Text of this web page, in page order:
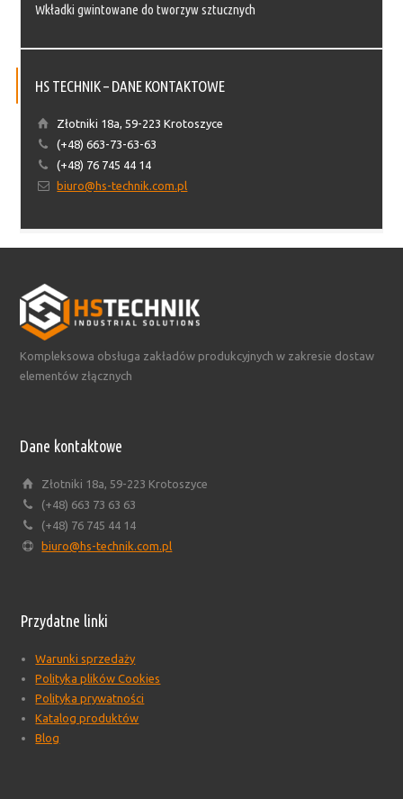
Wkładki gwintowane do tworzyw sztucznych
HS TECHNIK – DANE KONTAKTOWE
Złotniki 18a, 59-223 Krotoszyce
(+48) 663-73-63-63
(+48) 76 745 44 14
biuro@hs-technik.com.pl
Kompleksowa obsługa zakładów produkcyjnych w zakresie dostaw
elementów złącznych
Dane kontaktowe
Złotniki 18a, 59-223 Krotoszyce
(+48) 663 73 63 63
(+48) 76 745 44 14
biuro@hs-technik.com.pl
Przydatne linki
Warunki sprzedaży
Polityka plików Cookies
Polityka prywatności
Katalog produktów
Blog